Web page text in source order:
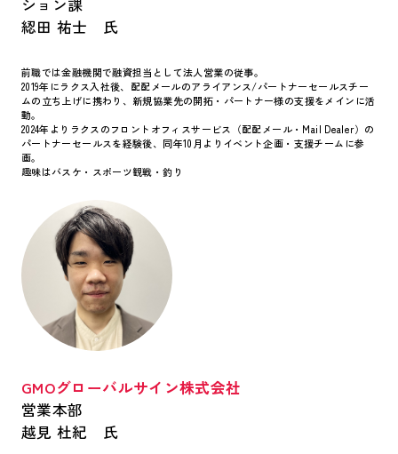
綛田 祐士 氏
前職では金融機関で融資担当として法人営業の従事。
2019年にラクス入社後、配配メールのアライアンス/パートナーセールスチー
ムの立ち上げに携わり、新規協業先の開拓・パートナー様の支援をメインに活
動。
2024年よりラクスのフロントオフィスサービス（配配メール・Mail Dealer）の
パートナーセールスを経験後、同年10月よりイベント企画・支援チームに参
画。
趣味はバスケ・スポーツ観戦・釣り
GMOグローバルサイン株式会社
営業本部
越見 杜紀 氏